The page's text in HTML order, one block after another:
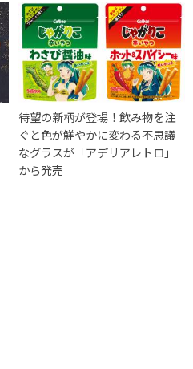
待望の新柄が登場！飲み物を注
ぐと色が鮮やかに変わる不思議
なグラスが「アデリアレトロ」
から発売